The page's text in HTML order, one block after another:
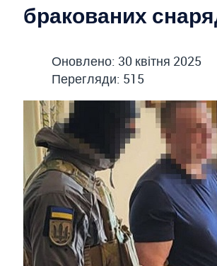
бракованих
Оновлено: 30 квітня 2025
Перегляди: 515